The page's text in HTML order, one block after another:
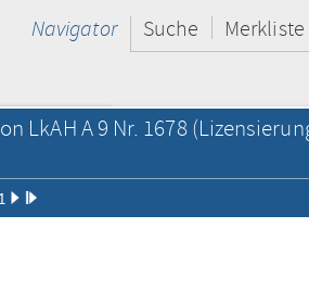
Navigator Suche Merkliste
LkAH A 9 Nr. 1678